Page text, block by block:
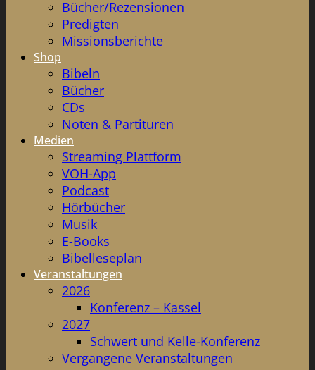
Bücher/Rezensionen
Predigten
Missionsberichte
Shop
Bibeln
Bücher
CDs
Noten & Partituren
Medien
Streaming Plattform
VOH-App
Podcast
Hörbücher
Musik
E-Books
Bibelleseplan
Veranstaltungen
2026
Konferenz – Kassel
2027
Schwert und Kelle-Konferenz
Vergangene Veranstaltungen